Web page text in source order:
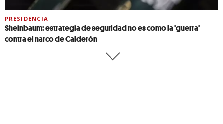
PRESIDENCIA
Sheinbaum: estrategia de seguridad no es como la 'guerra'
contra el narco de Calderón